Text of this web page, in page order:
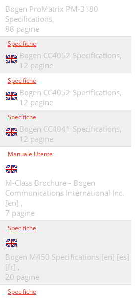
Bogen ProMatrix PM-3180
Specifications,
88 pagine
Specifiche
Bogen CC4052 Specifications,
12 pagine
Specifiche
Bogen CC4052 Specifications,
12 pagine
Specifiche
Bogen CC4041 Specifications,
12 pagine
Manuale Utente
M-Class Brochure - Bogen
Communications International Inc.
[en] ,
7 pagine
Specifiche
Bogen M450 Specifications [en] [es]
[fr] ,
20 pagine
Specifiche